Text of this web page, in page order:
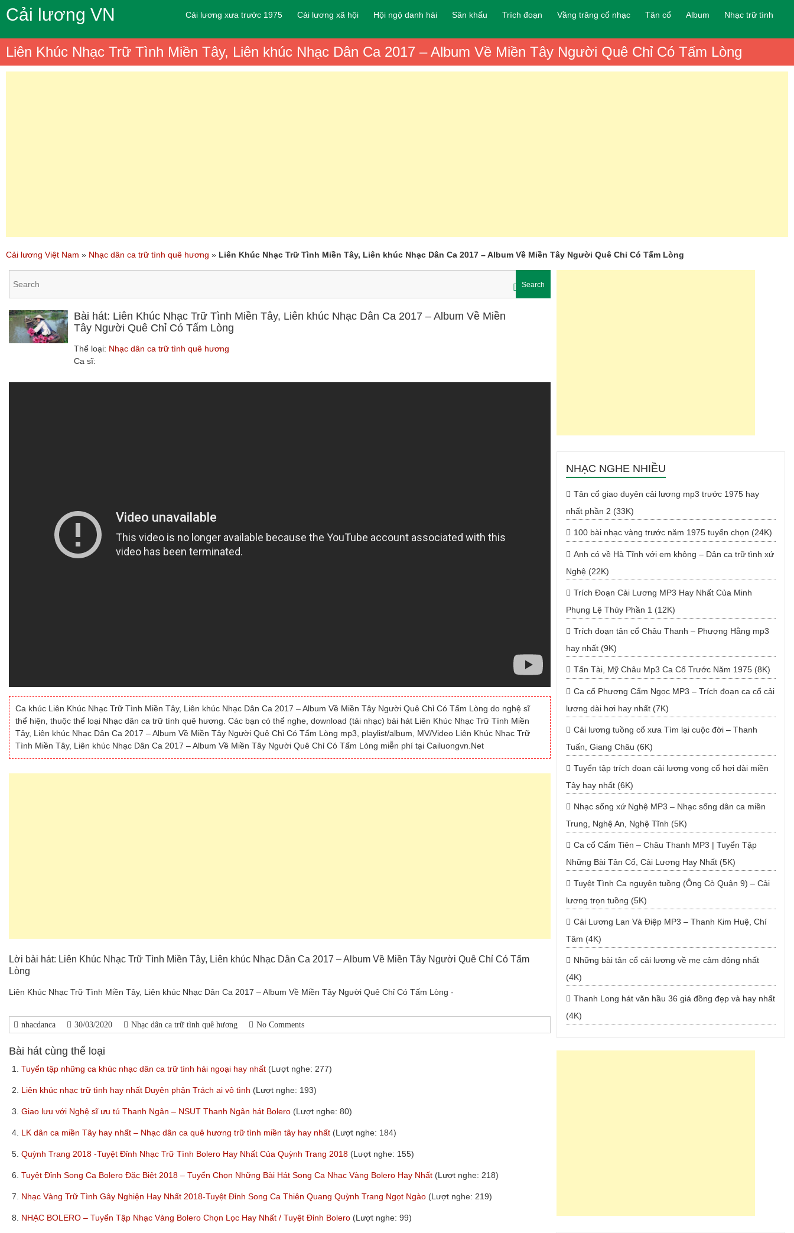
Cải lương VN Cải lương xưa trước 1975 Cải lương xã hội Hội ngộ danh hài Sân khấu Trích đoạn Vầng trăng cổ nhạc Tân cổ Album Nhạc trữ tình
Liên Khúc Nhạc Trữ Tình Miền Tây, Liên khúc Nhạc Dân Ca 2017 – Album Về Miền Tây Người Quê Chỉ Có Tấm Lòng
Cải lương Việt Nam » Nhạc dân ca trữ tình quê hương » Liên Khúc Nhạc Trữ Tình Miền Tây, Liên khúc Nhạc Dân Ca 2017 – Album Về Miền Tây Người Quê Chỉ Có Tấm Lòng
Search
Bài hát: Liên Khúc Nhạc Trữ Tình Miền Tây, Liên khúc Nhạc Dân Ca 2017 – Album Về Miền
Tây Người Quê Chỉ Có Tấm Lòng
Thể loại: Nhạc dân ca trữ tình quê hương
Ca sĩ:
Ca khúc Liên Khúc Nhạc Trữ Tình Miền Tây, Liên khúc Nhạc Dân Ca 2017 – Album Về Miền Tây Người Quê Chỉ Có Tấm Lòng do nghệ sĩ
thể hiện, thuộc thể loại Nhạc dân ca trữ tình quê hương. Các bạn có thể nghe, download (tải nhạc) bài hát Liên Khúc Nhạc Trữ Tình Miền
Tây, Liên khúc Nhạc Dân Ca 2017 – Album Về Miền Tây Người Quê Chỉ Có Tấm Lòng mp3, playlist/album, MV/Video Liên Khúc Nhạc Trữ
Tình Miền Tây, Liên khúc Nhạc Dân Ca 2017 – Album Về Miền Tây Người Quê Chỉ Có Tấm Lòng miễn phí tại Cailuongvn.Net
Lời bài hát: Liên Khúc Nhạc Trữ Tình Miền Tây, Liên khúc Nhạc Dân Ca 2017 – Album Về Miền Tây Người Quê Chỉ Có Tấm
Lòng
Liên Khúc Nhạc Trữ Tình Miền Tây, Liên khúc Nhạc Dân Ca 2017 – Album Về Miền Tây Người Quê Chỉ Có Tấm Lòng -
nhacdanca 30/03/2020 Nhạc dân ca trữ tình quê hương No Comments
Bài hát cùng thể loại
1. Tuyển tập những ca khúc nhạc dân ca trữ tình hải ngoại hay nhất (Lượt nghe: 277)
2. Liên khúc nhạc trữ tình hay nhất Duyên phận Trách ai vô tình (Lượt nghe: 193)
3. Giao lưu với Nghệ sĩ ưu tú Thanh Ngân – NSUT Thanh Ngân hát Bolero (Lượt nghe: 80)
4. LK dân ca miền Tây hay nhất – Nhạc dân ca quê hương trữ tình miền tây hay nhất (Lượt nghe: 184)
5. Quỳnh Trang 2018 -Tuyệt Đỉnh Nhạc Trữ Tình Bolero Hay Nhất Của Quỳnh Trang 2018 (Lượt nghe: 155)
6. Tuyệt Đỉnh Song Ca Bolero Đặc Biệt 2018 – Tuyển Chọn Những Bài Hát Song Ca Nhạc Vàng Bolero Hay Nhất (Lượt nghe: 218)
7. Nhạc Vàng Trữ Tình Gây Nghiện Hay Nhất 2018-Tuyệt Đỉnh Song Ca Thiên Quang Quỳnh Trang Ngọt Ngào (Lượt nghe: 219)
8. NHẠC BOLERO – Tuyển Tập Nhạc Vàng Bolero Chọn Lọc Hay Nhất / Tuyệt Đỉnh Bolero (Lượt nghe: 99)
NHẠC NGHE NHIỀU
Tân cổ giao duyên cải lương mp3 trước 1975 hay
nhất phần 2 (33K)
100 bài nhạc vàng trước năm 1975 tuyển chọn (24K)
Anh có về Hà Tĩnh với em không – Dân ca trữ tình xứ
Nghệ (22K)
Trích Đoạn Cải Lương MP3 Hay Nhất Của Minh
Phụng Lệ Thủy Phần 1 (12K)
Trích đoạn tân cổ Châu Thanh – Phượng Hằng mp3
hay nhất (9K)
Tấn Tài, Mỹ Châu Mp3 Ca Cổ Trước Năm 1975 (8K)
Ca cổ Phương Cẩm Ngọc MP3 – Trích đoạn ca cổ cải
lương dài hơi hay nhất (7K)
Cải lương tuồng cổ xưa Tìm lại cuộc đời – Thanh
Tuấn, Giang Châu (6K)
Tuyển tập trích đoạn cải lương vọng cổ hơi dài miền
Tây hay nhất (6K)
Nhạc sống xứ Nghệ MP3 – Nhạc sống dân ca miền
Trung, Nghệ An, Nghệ Tĩnh (5K)
Ca cổ Cẩm Tiên – Châu Thanh MP3 | Tuyển Tập
Những Bài Tân Cổ, Cải Lương Hay Nhất (5K)
Tuyệt Tình Ca nguyên tuồng (Ông Cò Quận 9) – Cải
lương trọn tuồng (5K)
Cải Lương Lan Và Điệp MP3 – Thanh Kim Huệ, Chí
Tâm (4K)
Những bài tân cổ cải lương về mẹ cảm động nhất
(4K)
Thanh Long hát văn hầu 36 giá đồng đẹp và hay nhất
(4K)